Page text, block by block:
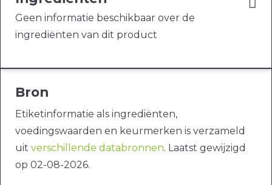
Geen informatie beschikbaar over de
ingrediënten van dit product
Bron
Etiketinformatie als ingrediënten,
voedingswaarden en keurmerken is verzameld
uit verschillende databronnen. Laatst gewijzigd
op 02-08-2026.